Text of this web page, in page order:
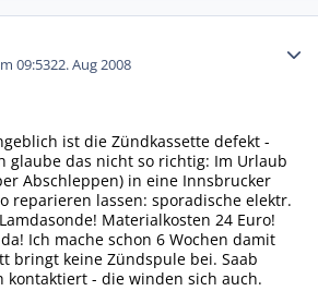
09:5322. Aug 2008
ist die Zündkassette defekt -
glaube das nicht so richtig: Im Urlaub
Abschleppen) in eine Innsbrucker
reparieren lassen: sporadische elektr.
Materialkosten 24 Euro!
Ich mache schon 6 Wochen damit
bringt keine Zündspule bei. Saab
kontaktiert - die winden sich auch.